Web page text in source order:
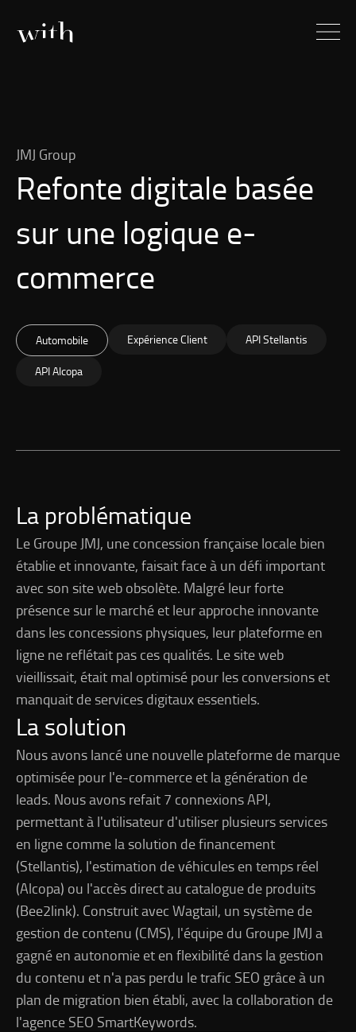
JMJ Group
Refonte digitale basée
sur une logique e-
commerce
Automobile Expérience Client API Stellantis
API Alcopa
La problématique
Le Groupe JMJ, une concession française locale bien
établie et innovante, faisait face à un défi important
avec son site web obsolète. Malgré leur forte
présence sur le marché et leur approche innovante
dans les concessions physiques, leur plateforme en
ligne ne reflétait pas ces qualités. Le site web
vieillissait, était mal optimisé pour les conversions et
manquait de services digitaux essentiels.
La solution
Nous avons lancé une nouvelle plateforme de marque
optimisée pour l'e-commerce et la génération de
leads. Nous avons refait 7 connexions API,
permettant à l'utilisateur d'utiliser plusieurs services
en ligne comme la solution de financement
(Stellantis), l'estimation de véhicules en temps réel
(Alcopa) ou l'accès direct au catalogue de produits
(Bee2link). Construit avec Wagtail, un système de
gestion de contenu (CMS), l'équipe du Groupe JMJ a
gagné en autonomie et en flexibilité dans la gestion
du contenu et n'a pas perdu le trafic SEO grâce à un
plan de migration bien établi, avec la collaboration de
l'agence SEO SmartKeywords.